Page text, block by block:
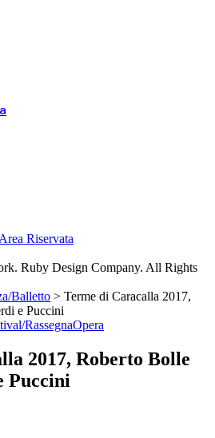
Area Riservata
Ruby Design Company. All Rights
Balletto > Terme di Caracalla 2017,
e Puccini
RassegnaOpera
2017, Roberto Bolle
Puccini